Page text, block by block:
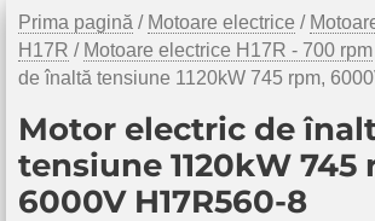
Prima pagină / Motoare electrice /
H17R / Motoare electrice H17R - 700 rpm
de înaltă tensiune 1120kW 745 rpm,
Motor electric de
tensiune 1120kW 745
6000V H17R560-8